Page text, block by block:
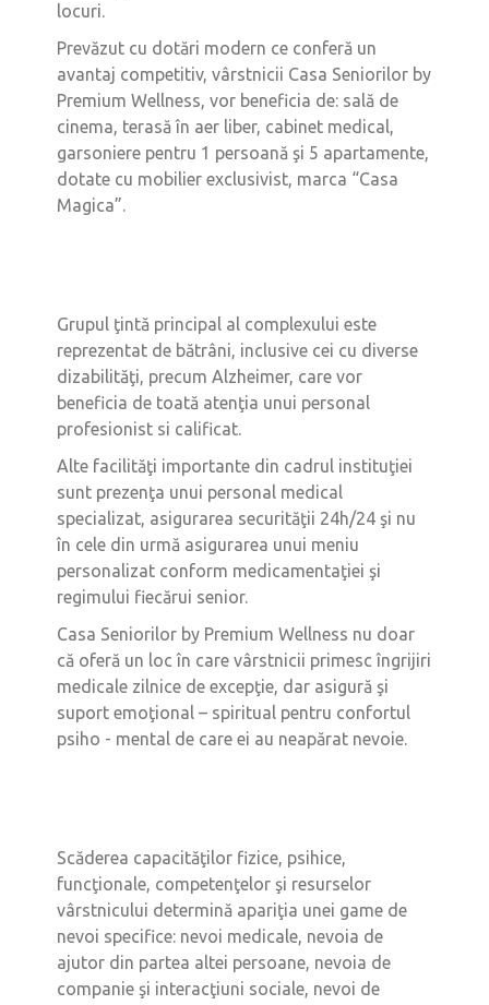
locuri.
Prevăzut cu dotări modern ce conferă un
avantaj competitiv, vârstnicii Casa Seniorilor by
Premium Wellness, vor beneficia de: sală de
cinema, terasă în aer liber, cabinet medical,
garsoniere pentru 1 persoană şi 5 apartamente,
dotate cu mobilier exclusivist, marca “Casa
Magica”.
Grupul ţintă principal al complexului este
reprezentat de bătrâni, inclusive cei cu diverse
dizabilităţi, precum Alzheimer, care vor
beneficia de toată atenţia unui personal
profesionist si calificat.
Alte facilităţi importante din cadrul instituţiei
sunt prezenţa unui personal medical
specializat, asigurarea securităţii 24h/24 şi nu
în cele din urmă asigurarea unui meniu
personalizat conform medicamentaţiei şi
regimului fiecărui senior.
Casa Seniorilor by Premium Wellness nu doar
că oferă un loc în care vârstnicii primesc îngrijiri
medicale zilnice de excepţie, dar asigură şi
suport emoţional – spiritual pentru confortul
psiho - mental de care ei au neapărat nevoie.
Scăderea capacităţilor fizice, psihice,
funcţionale, competenţelor şi resurselor
vârstnicului determină apariţia unei game de
nevoi specifice: nevoi medicale, nevoia de
ajutor din partea altei persoane, nevoia de
companie şi interacţiuni sociale, nevoi de